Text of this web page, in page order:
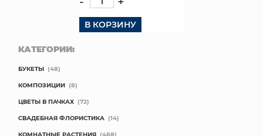
В КОРЗИНУ
КАТЕГОРИИ:
БУКЕТЫ (48)
КОМПОЗИЦИИ (8)
ЦВЕТЫ В ПАЧКАХ (72)
СВАДЕБНАЯ ФЛОРИСТИКА (14)
КОМНАТНЫЕ РАСТЕНИЯ (488)